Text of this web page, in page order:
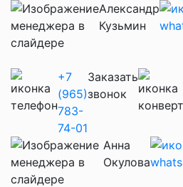
Александр
Кузьмин
+7
(965)
783-
74-01
Заказать
звонок
Анна
Окулова